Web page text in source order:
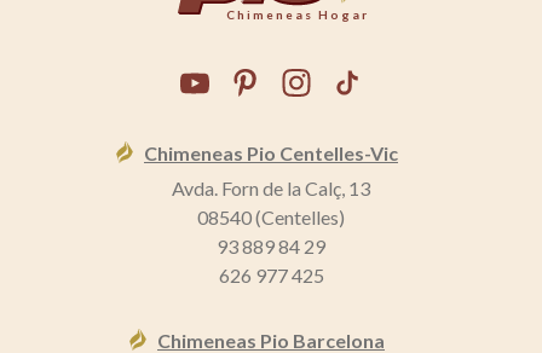
Chimeneas Hogar
Chimeneas Pio Centelles-Vic
Avda. Forn de la Calç, 13
08540 (Centelles)
93 889 84 29
626 977 425
Chimeneas Pio Barcelona